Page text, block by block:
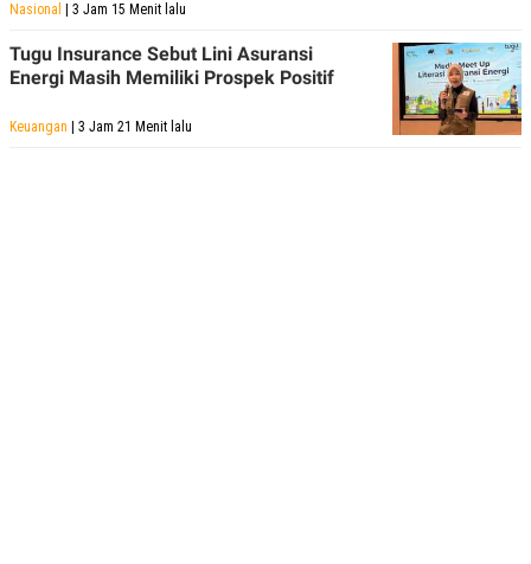
Nasional | 3 Jam 15 Menit lalu
Tugu Insurance Sebut Lini Asuransi
Energi Masih Memiliki Prospek Positif
Keuangan | 3 Jam 21 Menit lalu